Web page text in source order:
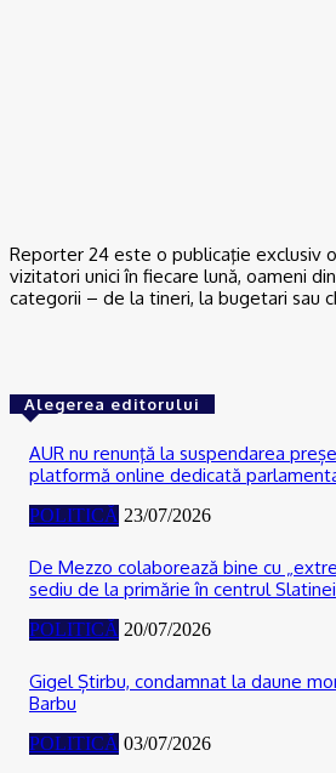
Reporter 24 este o publicaţie exclusiv
vizitatori unici în fiecare lună, oameni
categorii – de la tineri, la bugetari sau
Alegerea editorului
AUR nu renunţă la suspendarea
platformă online dedicată
POLITICĂ 23/07/2026
De Mezzo colaborează bine cu
sediu de la primărie în centrul Slatinei
POLITICĂ 20/07/2026
Gigel Știrbu, condamnat la daune
Barbu
POLITICĂ 03/07/2026